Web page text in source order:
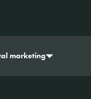
marketing